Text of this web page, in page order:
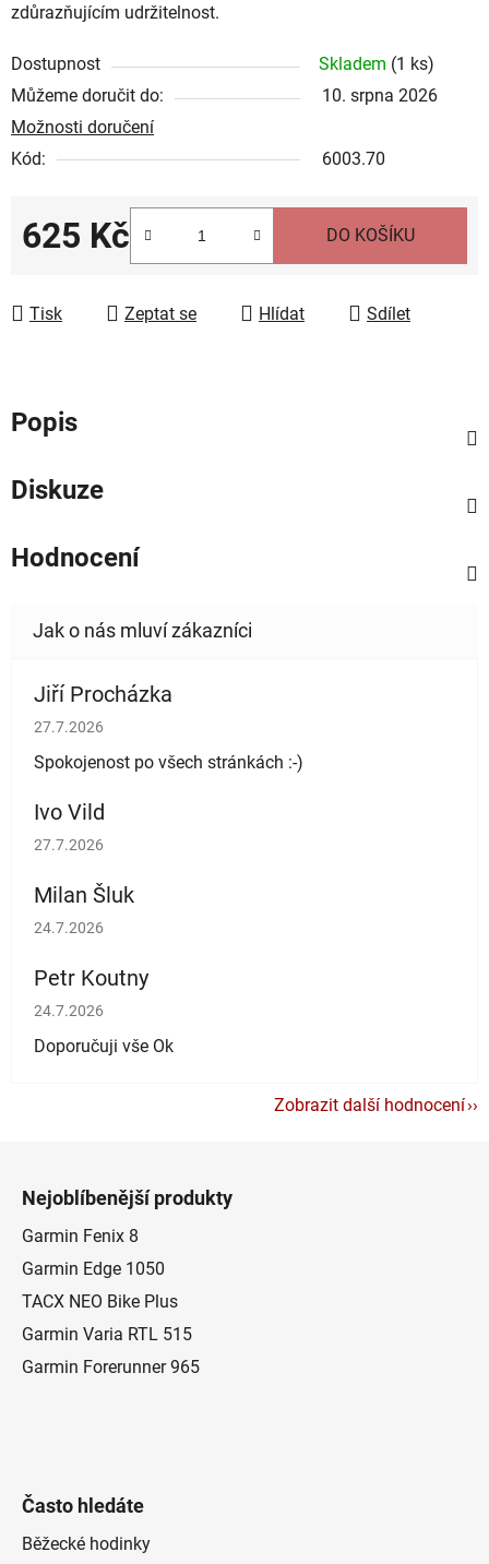
zdůrazňujícím udržitelnost.
Dostupnost Skladem (1 ks)
Můžeme doručit do:
10. srpna 2026
Možnosti doručení
Kód:
6003.70
625 Kč DO KOŠÍKU
Tisk Zeptat se Hlídat Sdílet
Popis
Diskuze
Hodnocení
Jiří Procházka
Hodnocení obchodu je 5 z 5 hvězdiček.
27.7.2026
Spokojenost po všech stránkách :-)
Ivo Vild
Hodnocení obchodu je 5 z 5 hvězdiček.
27.7.2026
Milan Šluk
Hodnocení obchodu je 5 z 5 hvězdiček.
24.7.2026
Petr Koutny
Hodnocení obchodu je 5 z 5 hvězdiček.
24.7.2026
Doporučuji vše Ok
Zobrazit další hodnocení
Nejoblíbenější produkty
Garmin Fenix 8
Garmin Edge 1050
TACX NEO Bike Plus
Garmin Varia RTL 515
Garmin Forerunner 965
Často hledáte
Běžecké hodinky